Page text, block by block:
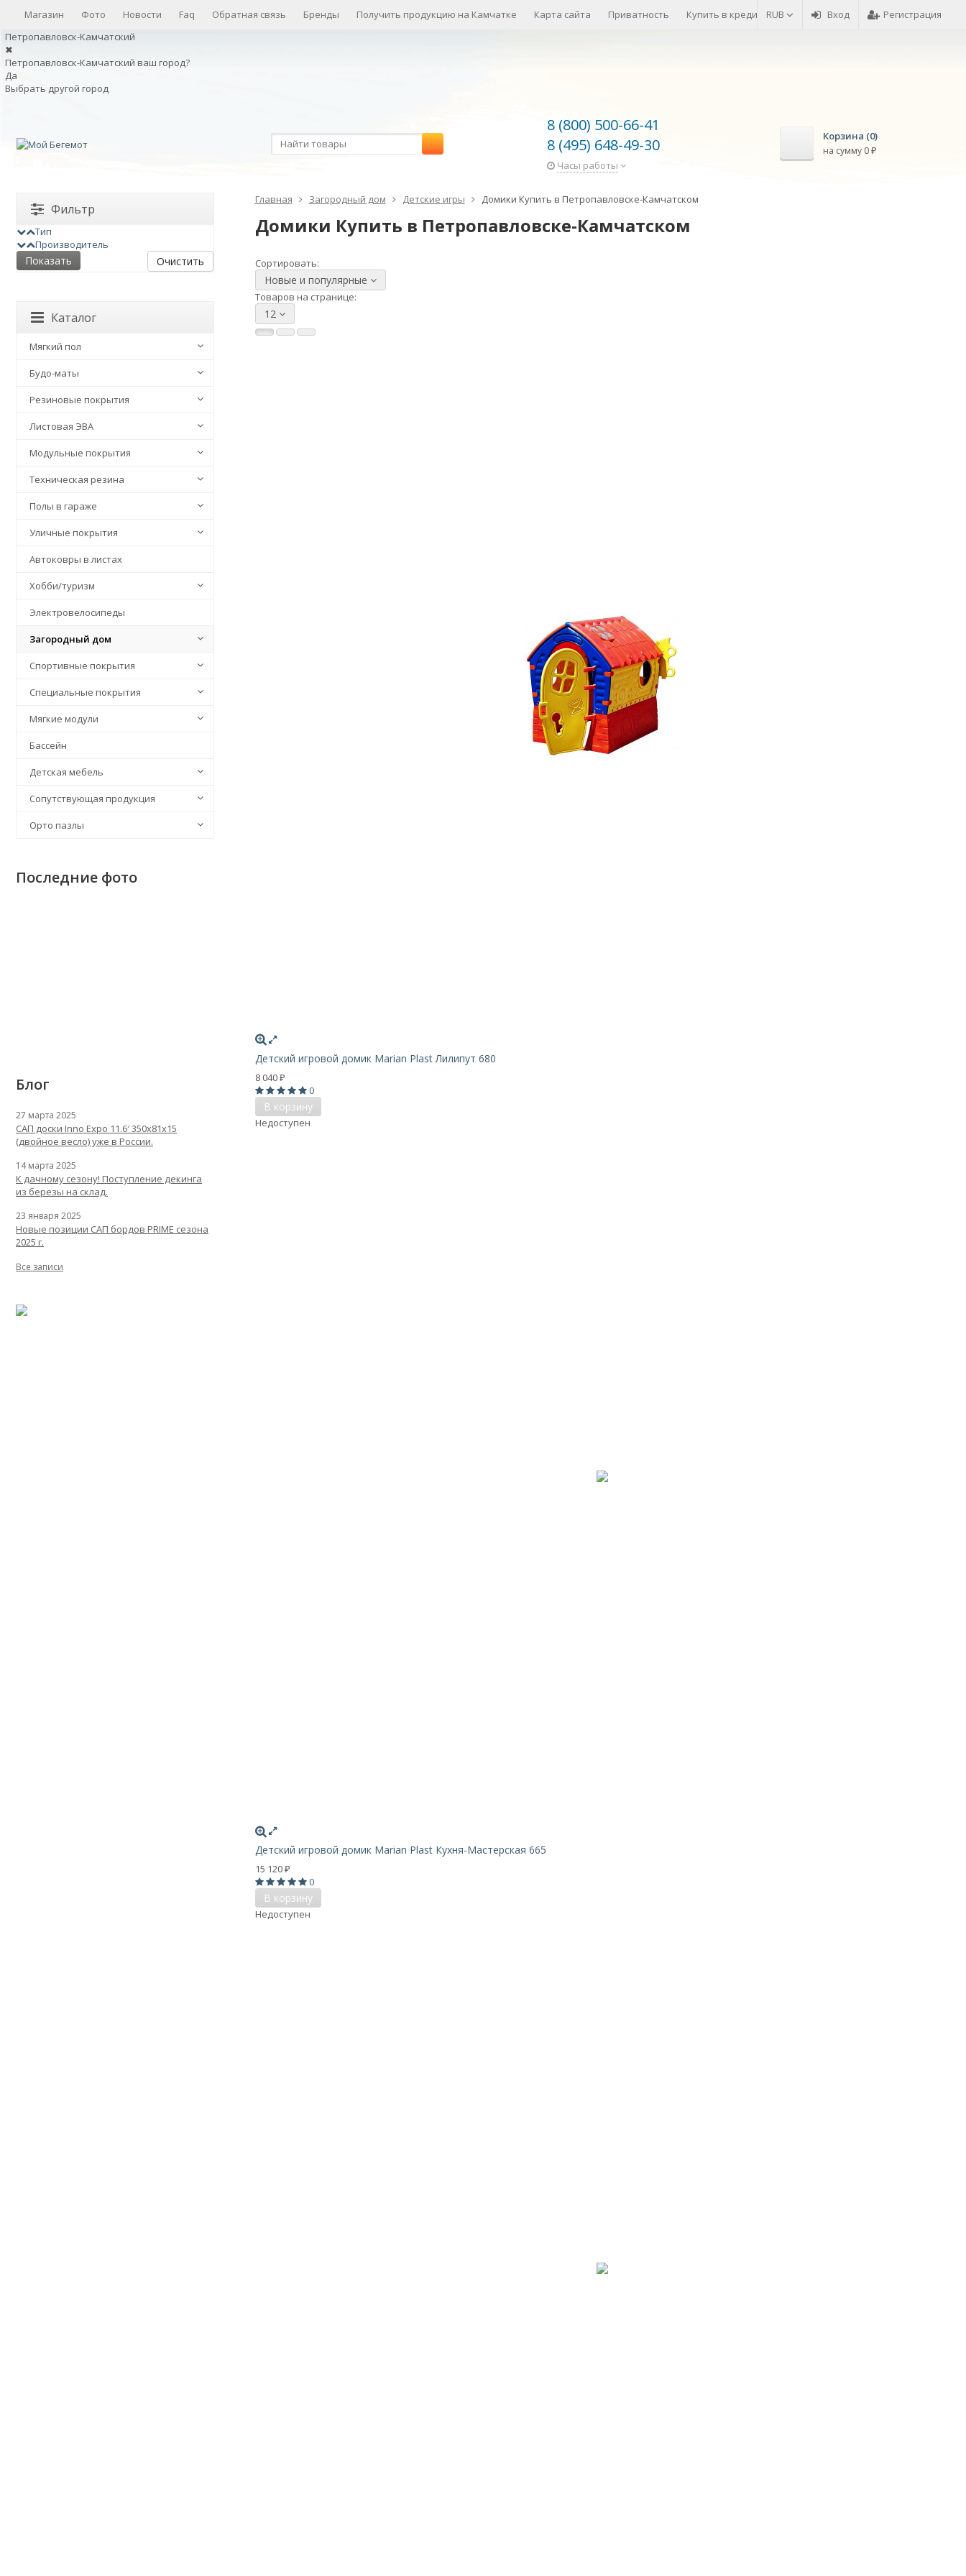
RUB Вход Регистрация
Магазин Фото Новости Faq Обратная связь Бренды Получить продукцию на Камчатке Карта сайта Приватность Купить в кредит Возврат товара
Оплата товара
Петропавловск-Камчатский
✖
Петропавловск-Камчатский ваш город?
Да
Выбрать другой город
8 (800) 500-66-41
8 (495) 648-49-30
Часы работы
Корзина (0)
на сумму 0 ₽
Главная Загородный дом Детские игры Домики Купить в Петропавловске-Камчатском
Домики Купить в Петропавловске-Камчатском
Сортировать:
Новые и популярные
Товаров на странице:
12
Детский игровой домик Marian Plast Лилипут 680
8 040 ₽
0
В корзину
Недоступен
Детский игровой домик Marian Plast Кухня-Мастерская 665
15 120 ₽
0
В корзину
Недоступен
Фильтр
Тип
Производитель
Очистить
Каталог
Мягкий пол
Будо-маты
Резиновые покрытия
Листовая ЭВА
Модульные покрытия
Техническая резина
Полы в гараже
Уличные покрытия
Автоковры в листах
Хобби/туризм
Электровелосипеды
Загородный дом
Спортивные покрытия
Специальные покрытия
Мягкие модули
Бассейн
Детская мебель
Сопутствующая продукция
Орто пазлы
Последние фото
Блог
27 марта 2025
САП доски Inno Expo 11.6′ 350x81x15
(двойное весло) уже в России.
14 марта 2025
К дачному сезону! Поступление декинга
из березы на склад.
23 января 2025
Новые позиции САП бордов PRIME сезона
2025 г.
Все записи